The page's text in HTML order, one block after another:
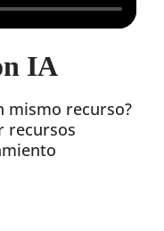
IA
mismo recurso?
recursos